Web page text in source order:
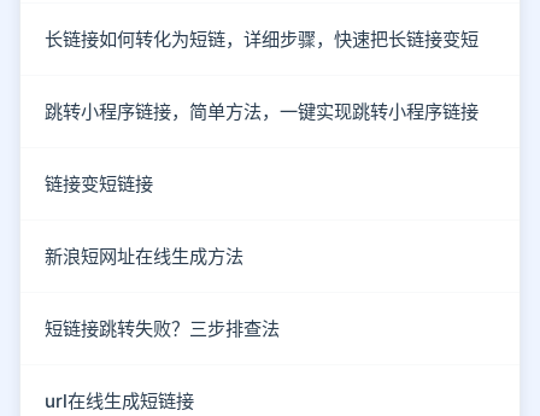
长链接如何转化为短链，详细步骤，快速把长链接变短
跳转小程序链接，简单方法，一键实现跳转小程序链接
链接变短链接
新浪短网址在线生成方法
短链接跳转失败？三步排查法
url在线生成短链接